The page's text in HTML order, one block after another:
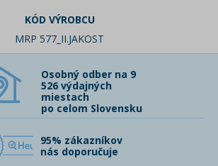
KÓD VÝROBCU
MRP 577_II.JAKOST
Osobný odber na 9
526 výdajných
miestach
po celom Slovensku
95% zákazníkov
nás doporučuje